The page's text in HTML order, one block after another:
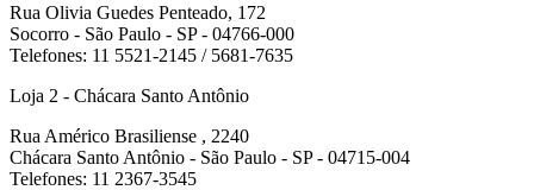
Rua Olivia Guedes Penteado, 172
Socorro - São Paulo - SP - 04766-000
Telefones: 11 5521-2145 / 5681-7635
Loja 2 - Chácara Santo Antônio
Rua Américo Brasiliense , 2240
Chácara Santo Antônio - São Paulo - SP - 04715-004
Telefones: 11 2367-3545